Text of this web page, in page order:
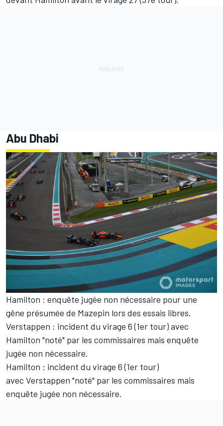
Abu Dhabi
Hamilton : enquête jugée non nécessaire pour une
gêne présumée de Mazepin lors des essais libres.
Verstappen : incident du virage 6 (1er tour) avec
Hamilton "noté" par les commissaires mais enquête
jugée non nécessaire.
Hamilton : incident du virage 6 (1er tour)
avec Verstappen "noté" par les commissaires mais
enquête jugée non nécessaire.